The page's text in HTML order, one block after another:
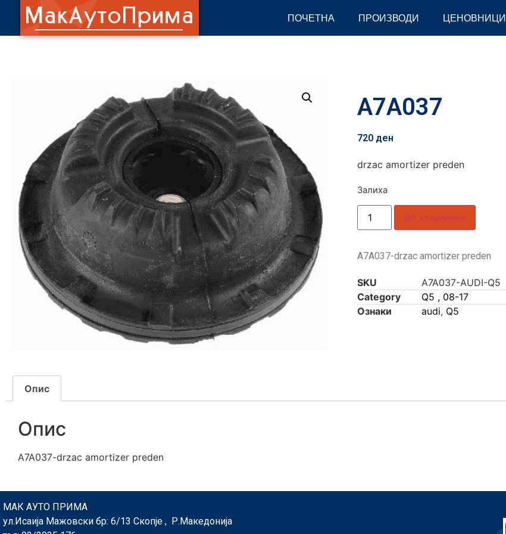
ПОЧЕТНА ПРОИЗВОДИ ЦЕНОВНИЦИ
A7A037
720 ден
drzac amortizer preden
Залиха
Во кошничка
A7A037-drzac amortizer preden
SKU
A7A037-AUDI-Q5
Category
Q5 , 08-17
Ознаки
audi, Q5
Опис
Опис
A7A037-drzac amortizer preden
МАК АУТО ПРИМА
ул.Исаија Мажовски бр: 6/13 Скопје , Р.Македонија